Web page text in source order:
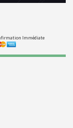
Immédiate